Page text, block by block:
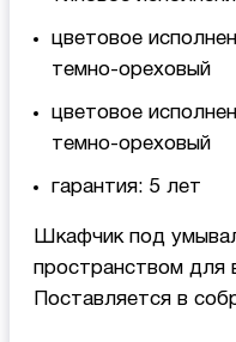
цветовое
темно-ореховый
цветовое
темно-ореховый
гарантия: 5 лет
Шкафчик под
пространством для
Поставляется в